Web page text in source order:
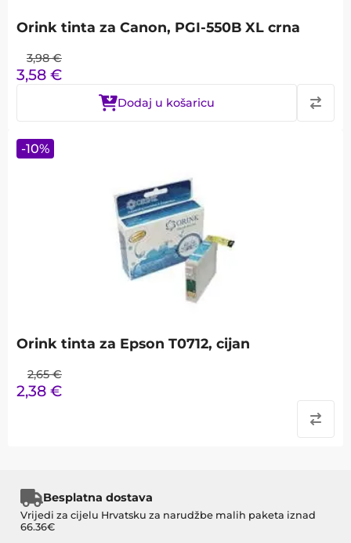
Orink tinta za Canon, PGI-550B XL crna
3,98 €
3,58 €
Dodaj u košaricu
Orink tinta za Epson T0712, cijan
2,65 €
2,38 €
-10%
Besplatna dostava
Vrijedi za cijelu Hrvatsku za narudžbe malih paketa iznad
66.36€